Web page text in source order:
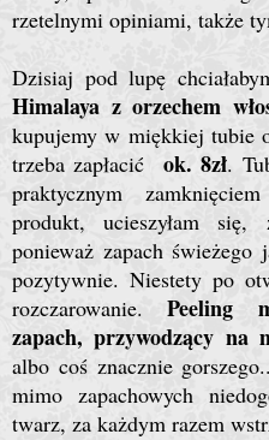
rzetelnymi opiniami, także
Dzisiaj pod lupę
Himalaya z orzechem
kupujemy w miękkiej tubie
trzeba zapłacić ok. 8zł.
praktycznym
produkt, ucieszyłam
ponieważ zapach świeżego
pozytywnie. Niestety po
rozczarowanie.Peeling
zapach, przywodzący na
albo coś znacznie
mimo zapachowych
twarz, za każdym razem